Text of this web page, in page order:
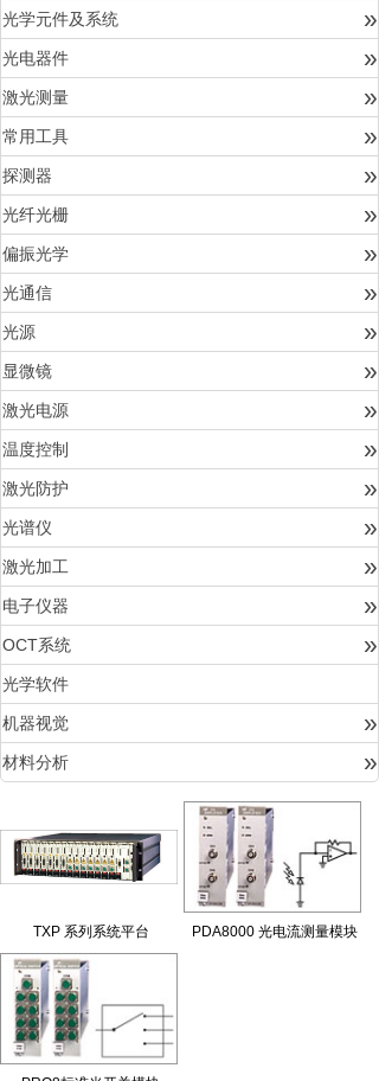
光学元件及系统 »
光电器件 »
激光测量 »
常用工具 »
探测器 »
光纤光栅 »
偏振光学 »
光通信 »
光源 »
显微镜 »
激光电源 »
温度控制 »
激光防护 »
光谱仪 »
激光加工 »
电子仪器 »
OCT系统 »
光学软件
机器视觉 »
材料分析 »
TXP 系列系统平台 PDA8000 光电流测量模块